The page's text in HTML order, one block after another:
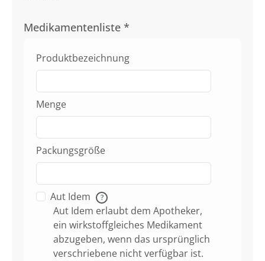
Medikamentenliste *
Produktbezeichnung
Menge
Packungsgröße
Aut Idem ?
Aut Idem erlaubt dem Apotheker,
ein wirkstoffgleiches Medikament
abzugeben, wenn das ursprünglich
verschriebene nicht verfügbar ist.